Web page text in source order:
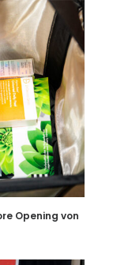
Opening von